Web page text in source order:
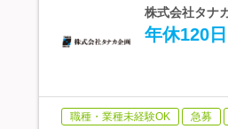
株式会社タナ
年休120
職種・業種未経験OK 急募